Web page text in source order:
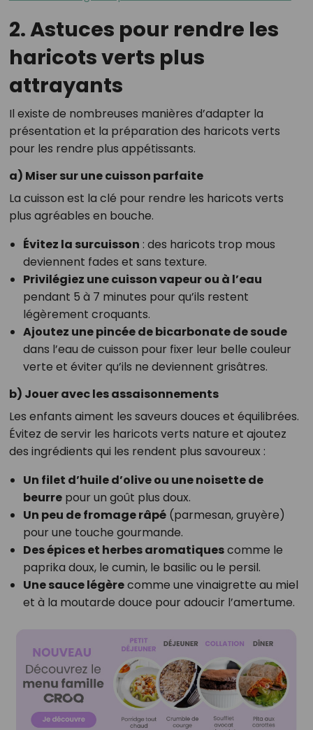
2. Astuces pour rendre les
haricots verts plus
attrayants
Il existe de nombreuses manières d’adapter la
présentation et la préparation des haricots verts
pour les rendre plus appétissants.
a) Miser sur une cuisson parfaite
La cuisson est la clé pour rendre les haricots verts
plus agréables en bouche.
Évitez la surcuisson : des haricots trop mous
deviennent fades et sans texture.
Privilégiez une cuisson vapeur ou à l’eau
pendant 5 à 7 minutes pour qu’ils restent
légèrement croquants.
Ajoutez une pincée de bicarbonate de soude
dans l’eau de cuisson pour fixer leur belle couleur
verte et éviter qu’ils ne deviennent grisâtres.
b) Jouer avec les assaisonnements
Les enfants aiment les saveurs douces et équilibrées.
Évitez de servir les haricots verts nature et ajoutez
des ingrédients qui les rendent plus savoureux :
Un filet d’huile d’olive ou une noisette de
beurrepour un goût plus doux.
Un peu de fromage râpé(parmesan, gruyère)
pour une touche gourmande.
Des épices et herbes aromatiquescomme le
paprika doux, le cumin, le basilic ou le persil.
Une sauce légèrecomme une vinaigrette au miel
et à la moutarde douce pour adoucir l’amertume.